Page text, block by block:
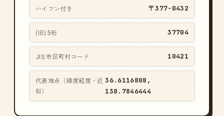
ハイフン付き 〒377-0432
(旧) 5桁 37704
JIS 市区町村コード 10421
代表地点（緯度経度・近
似）
36.6116808,
138.7846444